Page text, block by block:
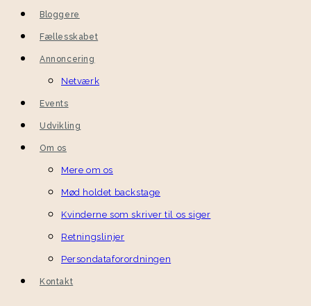
Bloggere
Fællesskabet
Annoncering
Netværk
Events
Udvikling
Om os
Mere om os
Mød holdet backstage
Kvinderne som skriver til os siger
Retningslinjer
Persondataforordningen
Kontakt